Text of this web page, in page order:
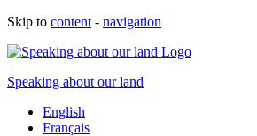
Skip to content - navigation
Speaking about our land
English
Français